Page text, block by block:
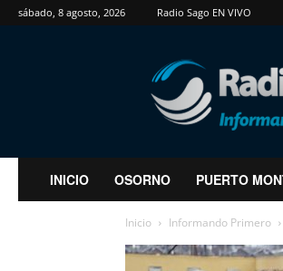
sábado, 8 agosto, 2026 Radio Sago EN VIVO
RadioSago
INICIO OSORNO PUERTO
Inicio Informando Primero